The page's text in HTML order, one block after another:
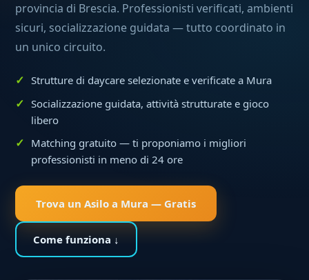
provincia di Brescia. Professionisti verificati, ambienti
sicuri, socializzazione guidata — tutto coordinato in
un unico circuito.
Strutture di daycare selezionate e verificate a Mura
Socializzazione guidata, attività strutturate e gioco
libero
Matching gratuito — ti proponiamo i migliori
professionisti in meno di 24 ore
Trova un Asilo a Mura — Gratis
Come funziona ↓